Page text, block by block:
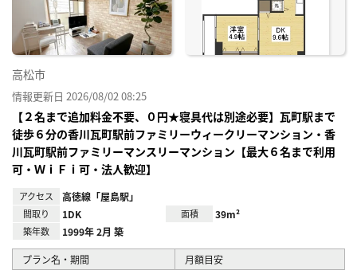
高松市
情報更新日 2026/08/02 08:25
【２名まで追加料金不要、０円★寝具代は別途必要】瓦町駅まで
徒歩６分の香川瓦町駅前ファミリーウィークリーマンション・香
川瓦町駅前ファミリーマンスリーマンション【最大６名まで利用
可・ＷｉＦｉ可・法人歓迎】
アクセス 高徳線「屋島駅」
間取り 1DK 面積 39m²
築年数 1999年 2月 築
プラン名・期間 月額目安